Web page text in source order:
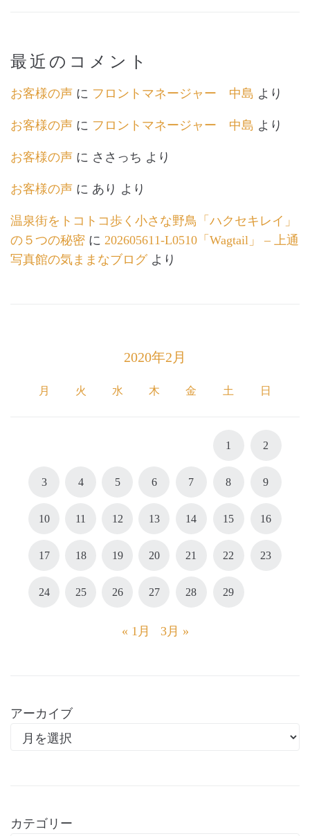
最近のコメント
お客様の声 に フロントマネージャー 中島 より
お客様の声 に フロントマネージャー 中島 より
お客様の声 に ささっち より
お客様の声 に あり より
温泉街をトコトコ歩く小さな野鳥「ハクセキレイ」
の５つの秘密 に 202605611-L0510「Wagtail」 – 上通
写真館の気ままなブログより
2020年2月
月 火 水 木 金 土 日
1 2
3 4 5 6 7 8 9
10 11 12 13 14 15 16
17 18 19 20 21 22 23
24 25 26 27 28 29
« 1月 3月 »
アーカイブ
カテゴリー